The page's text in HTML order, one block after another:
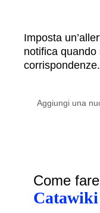
Imposta
notifica
corrispondenze.
Come
Catawiki